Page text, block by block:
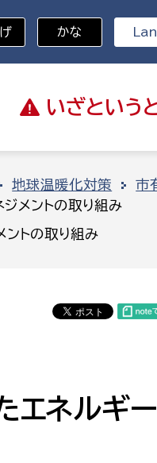
いざと いう
ップ
康
財産管
市民税
かな
地球温暖化対策
市
メントの取り組み
ントの取り組み
エネルギ